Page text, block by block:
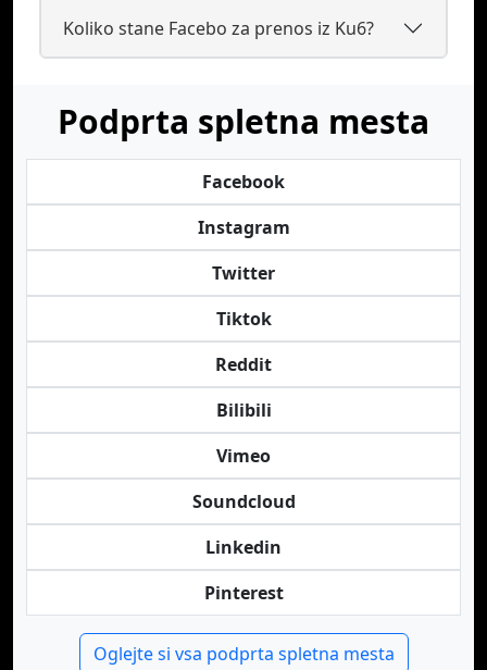
Koliko stane Facebo za prenos iz Ku6?
Podprta spletna mesta
Facebook
Instagram
Twitter
Tiktok
Reddit
Bilibili
Vimeo
Soundcloud
Linkedin
Pinterest
Oglejte si vsa podprta spletna mesta